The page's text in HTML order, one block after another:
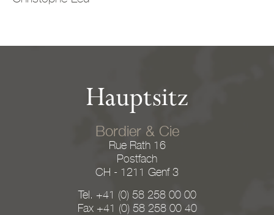
Hauptsitz
Bordier & Cie
Rue Rath 16
Postfach
CH - 1211 Genf 3
Tel. +41 (0) 58 258 00 00
Fax +41 (0) 58 258 00 40